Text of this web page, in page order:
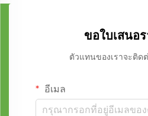
ขอใบเสนอ
ตัวแทนของเราจะติ
อีเมล